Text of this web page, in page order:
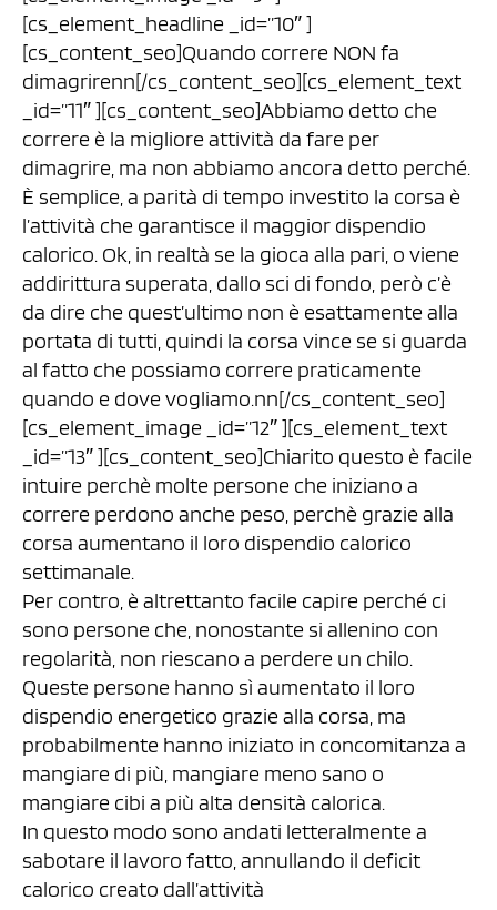
[cs_element_headline _id=”10″ ]
[cs_content_seo]Quando correre NON fa
dimagrirenn[/cs_content_seo][cs_element_text
_id=”11″ ][cs_content_seo]Abbiamo detto che
correre è la migliore attività da fare per
dimagrire, ma non abbiamo ancora detto perché.
È semplice, a parità di tempo investito la corsa è
l’attività che garantisce il maggior dispendio
calorico. Ok, in realtà se la gioca alla pari, o viene
addirittura superata, dallo sci di fondo, però c’è
da dire che quest’ultimo non è esattamente alla
portata di tutti, quindi la corsa vince se si guarda
al fatto che possiamo correre praticamente
quando e dove vogliamo.nn[/cs_content_seo]
[cs_element_image _id=”12″ ][cs_element_text
_id=”13″ ][cs_content_seo]Chiarito questo è facile
intuire perchè molte persone che iniziano a
correre perdono anche peso, perchè grazie alla
corsa aumentano il loro dispendio calorico
settimanale.
Per contro, è altrettanto facile capire perché ci
sono persone che, nonostante si allenino con
regolarità, non riescano a perdere un chilo.
Queste persone hanno sì aumentato il loro
dispendio energetico grazie alla corsa, ma
probabilmente hanno iniziato in concomitanza a
mangiare di più, mangiare meno sano o
mangiare cibi a più alta densità calorica.
In questo modo sono andati letteralmente a
sabotare il lavoro fatto, annullando il deficit
calorico creato dall’attività